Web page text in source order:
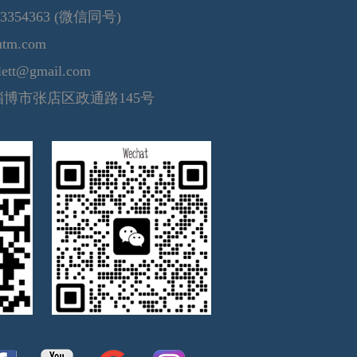
(微信同号)
市张店区政通路145号